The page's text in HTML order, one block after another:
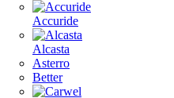
Accuride
Alcasta
Asterro
Better